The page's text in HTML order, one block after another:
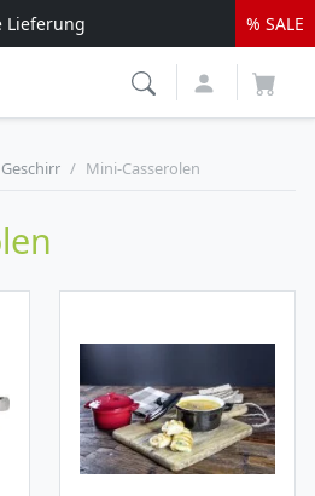
Lieferung
EUR*
% SALE
Geschirr Mini-Casserolen